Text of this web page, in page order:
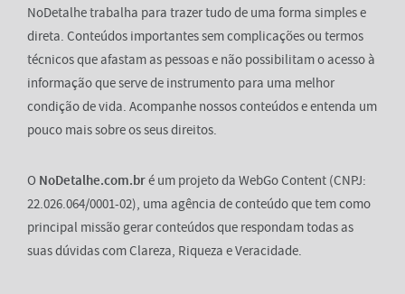
NoDetalhe trabalha para trazer tudo de uma forma simples e
direta. Conteúdos importantes sem complicações ou termos
técnicos que afastam as pessoas e não possibilitam o acesso à
informação que serve de instrumento para uma melhor
condição de vida. Acompanhe nossos conteúdos e entenda um
pouco mais sobre os seus direitos.
O NoDetalhe.com.bré um projeto da WebGo Content (CNPJ:
22.026.064/0001-02), uma agência de conteúdo que tem como
principal missão gerar conteúdos que respondam todas as
suas dúvidas com Clareza, Riqueza e Veracidade.